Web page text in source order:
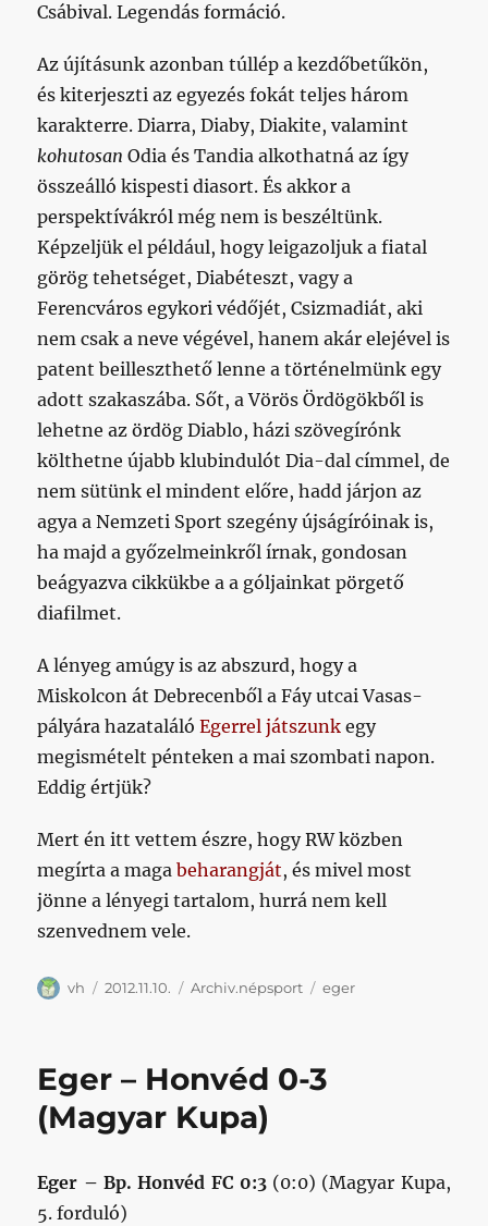
Csábival. Legendás formáció.
Az újításunk azonban túllép a kezdőbetűkön,
és kiterjeszti az egyezés fokát teljes három
karakterre. Diarra, Diaby, Diakite, valamint
kohutosan Odia és Tandia alkothatná az így
összeálló kispesti diasort. És akkor a
perspektívákról még nem is beszéltünk.
Képzeljük el például, hogy leigazoljuk a fiatal
görög tehetséget, Diabéteszt, vagy a
Ferencváros egykori védőjét, Csizmadiát, aki
nem csak a neve végével, hanem akár elejével is
patent beilleszthető lenne a történelmünk egy
adott szakaszába. Sőt, a Vörös Ördögökből is
lehetne az ördög Diablo, házi szövegírónk
költhetne újabb klubindulót Dia-dal címmel, de
nem sütünk el mindent előre, hadd járjon az
agya a Nemzeti Sport szegény újságíróinak is,
ha majd a győzelmeinkről írnak, gondosan
beágyazva cikkükbe a a góljainkat pörgető
diafilmet.
A lényeg amúgy is az abszurd, hogy a
Miskolcon át Debrecenből a Fáy utcai Vasas-
pályára hazatalálóEgerrel játszunk egy
megismételt pénteken a mai szombati napon.
Eddig értjük?
Mert én itt vettem észre, hogy RW közben
megírta a magabeharangját, és mivel most
jönne a lényegi tartalom, hurrá nem kell
szenvednem vele.
Szerző
vh Közzétéve
2012.11.10. Kategória
Archiv.népsport Címke
eger
Eger – Honvéd 0-3
(Magyar Kupa)
Eger – Bp. Honvéd FC 0:3(0:0) (Magyar Kupa,
5. forduló)